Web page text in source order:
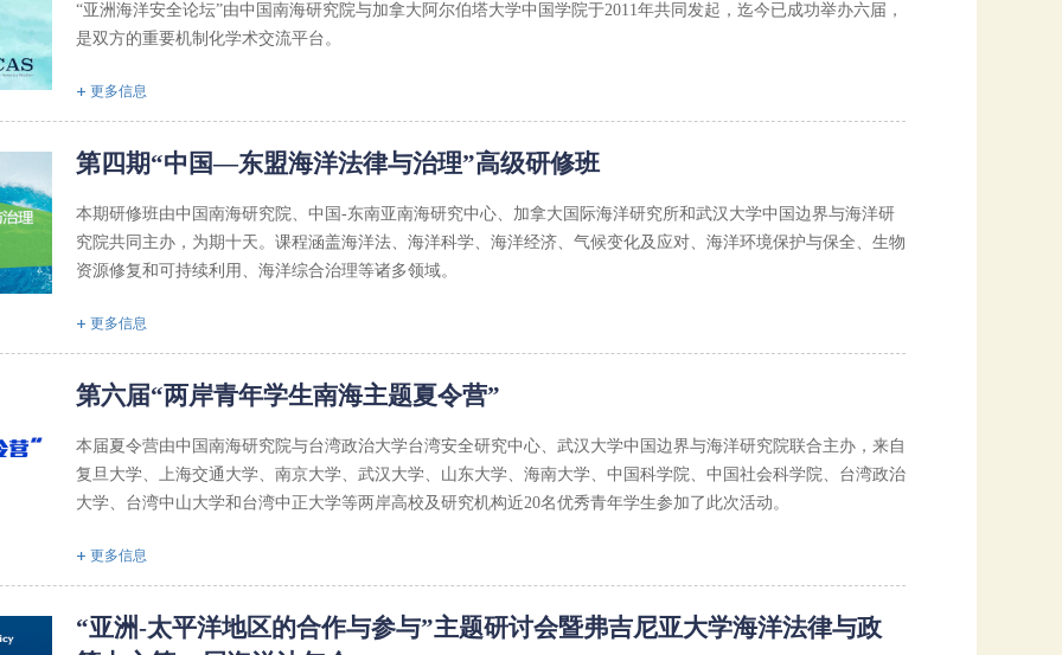
“亚洲海洋安全论坛”由中国南海研究院与加拿大阿尔伯塔大学中国学院于2011年共同发起，迄今已成功举办六届，
是双方的重要机制化学术交流平台。
更多信息
第四期“中国—东盟海洋法律与治理”高级研修班
本期研修班由中国南海研究院、中国-东南亚南海研究中心、加拿大国际海洋研究所和武汉大学中国边界与海洋研
究院共同主办，为期十天。课程涵盖海洋法、海洋科学、海洋经济、气候变化及应对、海洋环境保护与保全、生物
资源修复和可持续利用、海洋综合治理等诸多领域。
更多信息
第六届“两岸青年学生南海主题夏令营”
本届夏令营由中国南海研究院与台湾政治大学台湾安全研究中心、武汉大学中国边界与海洋研究院联合主办，来自
复旦大学、上海交通大学、南京大学、武汉大学、山东大学、海南大学、中国科学院、中国社会科学院、台湾政治
大学、台湾中山大学和台湾中正大学等两岸高校及研究机构近20名优秀青年学生参加了此次活动。
更多信息
“亚洲-太平洋地区的合作与参与”主题研讨会暨弗吉尼亚大学海洋法律与政